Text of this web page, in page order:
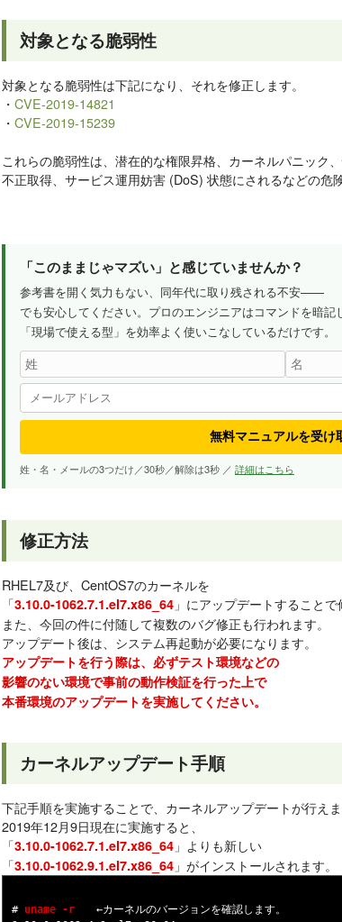
対象となる脆弱性
対象となる脆弱性は下記になり、それを修正します。
・ CVE-2019-14821
・ CVE-2019-15239
これらの脆弱性は、潜在的な権限昇格、カーネルパニック、
不正取得、サービス運用妨害 (DoS) 状態にされるなどの危
「このままじゃマズい」と感じていませんか？
参考書を開く気力もない、同年代に取り残される不安——
でも安心してください。プロのエンジニアはコマンドを暗記
「現場で使える型」を効率よく使いこなしているだけです。
無料マニュアルを受け
姓・名・メールの3つだけ／30秒／解除は3秒 ／ 詳細はこちら
修正方法
RHEL7及び、CentOS7のカーネルを
「3.10.0-1062.7.1.el7.x86_64 」にアップデートすることで
また、今回の件に付随して複数のバグ修正も行われます。
アップデート後は、システム再起動が必要になります。
アップデートを行う際は、必ずテスト環境などの
影響のない環境で事前の動作検証を行った上で
本番環境のアップデートを実施してください。
カーネルアップデート手順
下記手順を実施することで、カーネルアップデートが行えま
2019年12月9日現在に実施すると、
「3.10.0-1062.7.1.el7.x86_64 」よりも新しい
「3.10.0-1062.9.1.el7.x86_64 」がインストールされます。
# uname -r ←カーネルのバージョンを確認します。